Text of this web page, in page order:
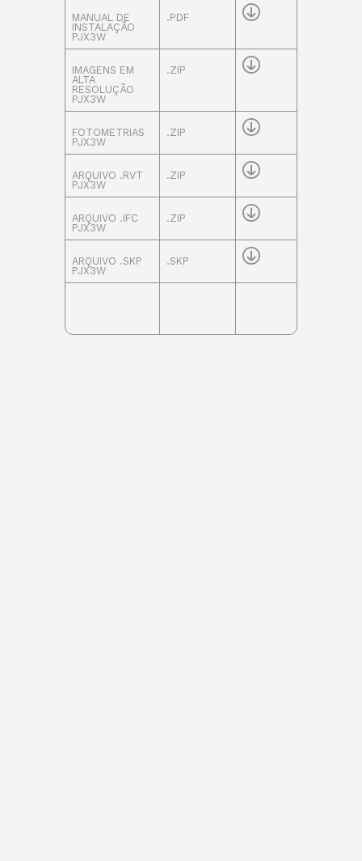
MANUAL DE
INSTALAÇÃO
PJX3W
.PDF
IMAGENS EM
ALTA
RESOLUÇÃO
PJX3W
.ZIP
FOTOMETRIAS
PJX3W
.ZIP
ARQUIVO .RVT
PJX3W
.ZIP
ARQUIVO .IFC
PJX3W
.ZIP
ARQUIVO .SKP
PJX3W
.SKP